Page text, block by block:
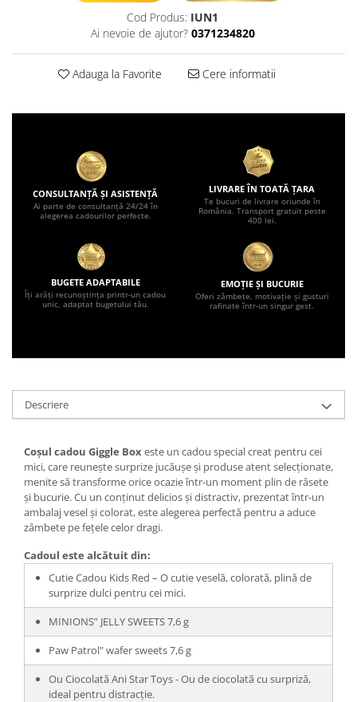
Cod Produs: IUN1
Ai nevoie de ajutor? 0371234820
Adauga la Favorite Cere informatii
CONSULTANȚĂ ȘI ASISTENȚĂ
Ai parte de consultanță 24/24 în
alegerea cadourilor perfecte.
LIVRARE ÎN TOATĂ ȚARA
Te bucuri de livrare oriunde în
România. Transport gratuit peste
400 lei.
BUGETE ADAPTABILE
Îți arăți recunoștința printr-un cadou
unic, adaptat bugetului tău.
EMOȚIE ȘI BUCURIE
Oferi zâmbete, motivație și gusturi
rafinate într-un singur gest.
Descriere
Coșul cadou Giggle Box este un cadou special creat pentru cei
mici, care reunește surprize jucăușe și produse atent selecționate,
menite să transforme orice ocazie într-un moment plin de râsete
și bucurie. Cu un conținut delicios și distractiv, prezentat într-un
ambalaj vesel și colorat, este alegerea perfectă pentru a aduce
zâmbete pe fețele celor dragi.
Cadoul este alcătuit din:
Cutie Cadou Kids Red – O cutie veselă, colorată, plină de
surprize dulci pentru cei mici.
MINIONS” JELLY SWEETS 7,6 g
Paw Patrol" wafer sweets 7,6 g
Ou Ciocolată Ani Star Toys - Ou de ciocolată cu surpriză,
ideal pentru distracție.